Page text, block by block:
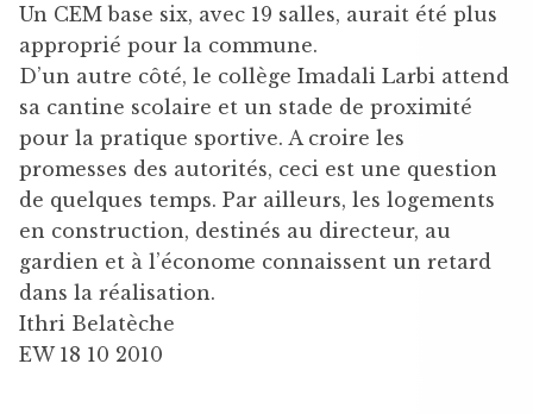
Un CEM base six, avec 19 salles, aurait été plus
approprié pour la commune.
D’un autre côté, le collège Imadali Larbi attend
sa cantine scolaire et un stade de proximité
pour la pratique sportive. A croire les
promesses des autorités, ceci est une question
de quelques temps. Par ailleurs, les logements
en construction, destinés au directeur, au
gardien et à l’économe connaissent un retard
dans la réalisation.
Ithri Belatèche
EW 18 10 2010